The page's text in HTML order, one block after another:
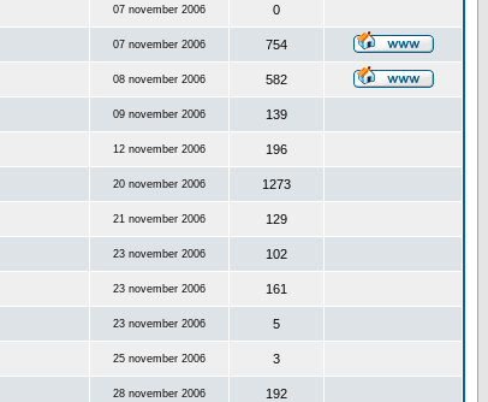
07 november 2006 0
07 november 2006 754
08 november 2006 582
09 november 2006 139
12 november 2006 196
20 november 2006 1273
21 november 2006 129
23 november 2006 102
23 november 2006 161
23 november 2006 5
25 november 2006 3
28 november 2006 192